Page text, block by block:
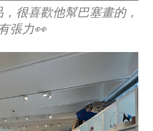
很喜歡他幫巴塞畫的，
張力👀